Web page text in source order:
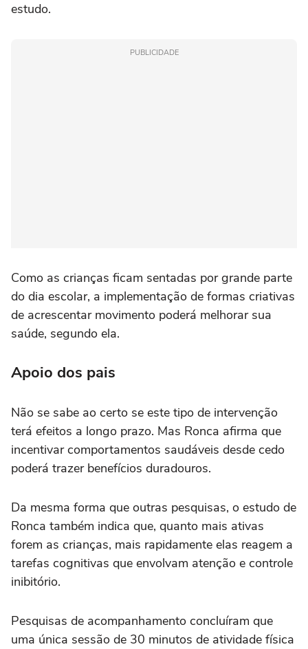
estudo.
PUBLICIDADE
Como as crianças ficam sentadas por grande parte
do dia escolar, a implementação de formas criativas
de acrescentar movimento poderá melhorar sua
saúde, segundo ela.
Apoio dos pais
Não se sabe ao certo se este tipo de intervenção
terá efeitos a longo prazo. Mas Ronca afirma que
incentivar comportamentos saudáveis desde cedo
poderá trazer benefícios duradouros.
Da mesma forma que outras pesquisas, o estudo de
Ronca também indica que, quanto mais ativas
forem as crianças, mais rapidamente elas reagem a
tarefas cognitivas que envolvam atenção e controle
inibitório.
Pesquisas de acompanhamento concluíram que
uma única sessão de 30 minutos de atividade física